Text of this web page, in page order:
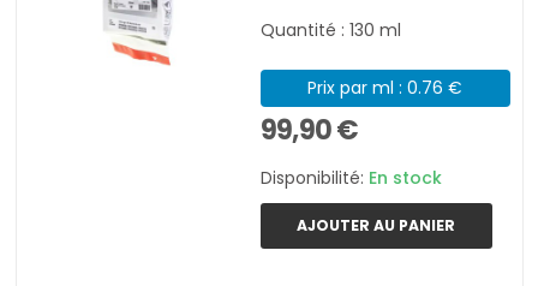
Quantité : 130 ml
Prix par ml : 0.76 €
99,90 €
Disponibilité: En stock
AJOUTER AU PANIER